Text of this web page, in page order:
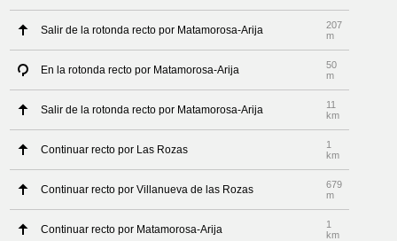
Salir de la rotonda recto por Matamorosa-Arija
207
m
En la rotonda recto por Matamorosa-Arija
50
m
Salir de la rotonda recto por Matamorosa-Arija
11
km
Continuar recto por Las Rozas
1
km
Continuar recto por Villanueva de las Rozas
679
m
Continuar recto por Matamorosa-Arija
1
km